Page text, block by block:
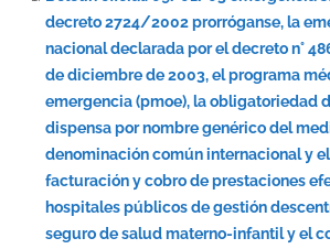
decreto 2724/2002 prorróganse, la
nacional declarada por el decreto n°
de diciembre de 2003, el programa
emergencia (pmoe), la obligatoriedad
dispensa por nombre genérico del
denominación común internacional y
facturación y cobro de prestaciones
hospitales públicos de gestión
seguro de salud materno-infantil y el